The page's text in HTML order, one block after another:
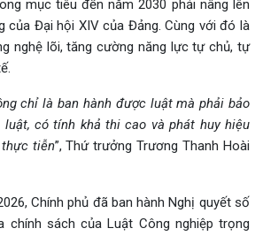
mục tiêu đến năm 2030 phải nâng lên
của Đại hội XIV của Đảng. Cùng với đó là
nghệ lõi, tăng cường năng lực tự chủ, tự
chỉ là ban hành được luật mà phải bảo
có tính khả thi cao và phát huy hiệu
tiễn”, Thứ trưởng Trương Thanh Hoài
Chính phủ đã ban hành Nghị quyết số
chính sách của Luật Công nghiệp trọng